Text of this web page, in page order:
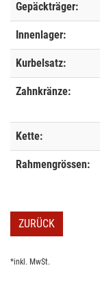
Gepäckträger:
Innenlager:
Kurbelsatz:
Zahnkränze:
Kette:
Rahmengrössen:
ZURÜCK
*inkl. MwSt.